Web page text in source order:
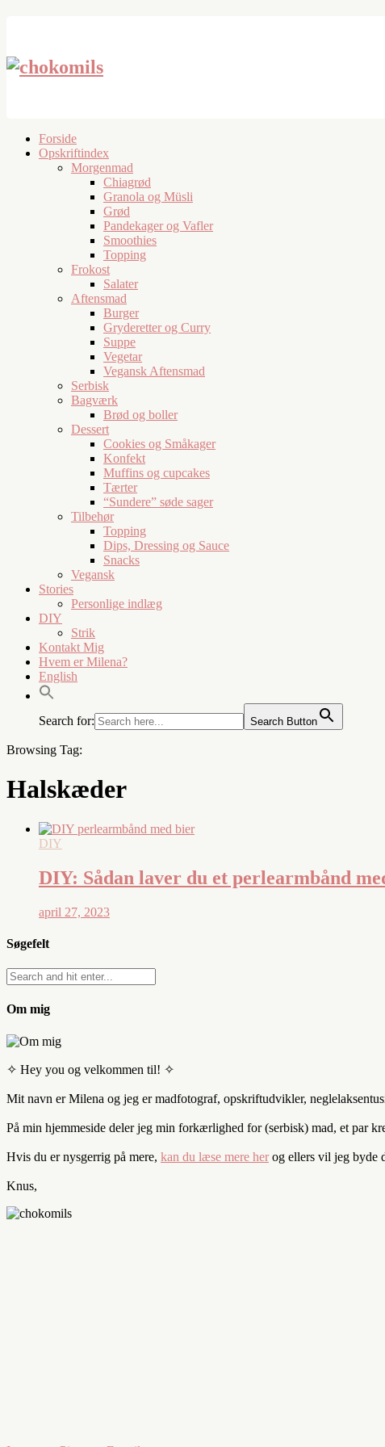
Forside
Opskriftindex
Morgenmad
Chiagrød
Granola og Müsli
Grød
Pandekager og Vafler
Smoothies
Topping
Frokost
Salater
Aftensmad
Burger
Gryderetter og Curry
Suppe
Vegetar
Vegansk Aftensmad
Serbisk
Bagværk
Brød og boller
Dessert
Cookies og Småkager
Konfekt
Muffins og cupcakes
Tærter
“Sundere” søde sager
Tilbehør
Topping
Dips, Dressing og Sauce
Snacks
Vegansk
Stories
Personlige indlæg
DIY
Strik
Kontakt Mig
Hvem er Milena?
English
Search for: Search Button
Browsing Tag:
Halskæder
DIY
DIY: Sådan laver du et perlearmbånd
april 27, 2023
Søgefelt
Om mig
✧ Hey you og velkommen til! ✧
Mit navn er Milena og jeg er madfotograf, opskriftudvikler,
På min hjemmeside deler jeg min forkærlighed for (serbisk) mad, et par
Hvis du er nysgerrig på mere, kan du læse mere her og ellers vil jeg byde
Knus,